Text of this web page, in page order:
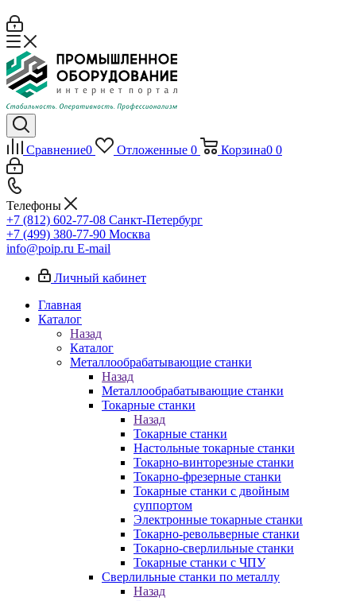
Сравнение0 Отложенные 0 Корзина0 0
Телефоны
+7 (812) 602-77-08 Санкт-Петербург
+7 (499) 380-77-90 Москва
info@poip.ru E-mail
Личный кабинет
Главная
Каталог
Назад
Каталог
Металлообрабатывающие станки
Назад
Металлообрабатывающие станки
Токарные станки
Назад
Токарные станки
Настольные токарные станки
Токарно-винторезные станки
Токарно-фрезерные станки
Токарные станки с двойным
суппортом
Электронные токарные станки
Токарно-револьверные станки
Токарно-сверлильные станки
Токарные станки с ЧПУ
Сверлильные станки по металлу
Назад